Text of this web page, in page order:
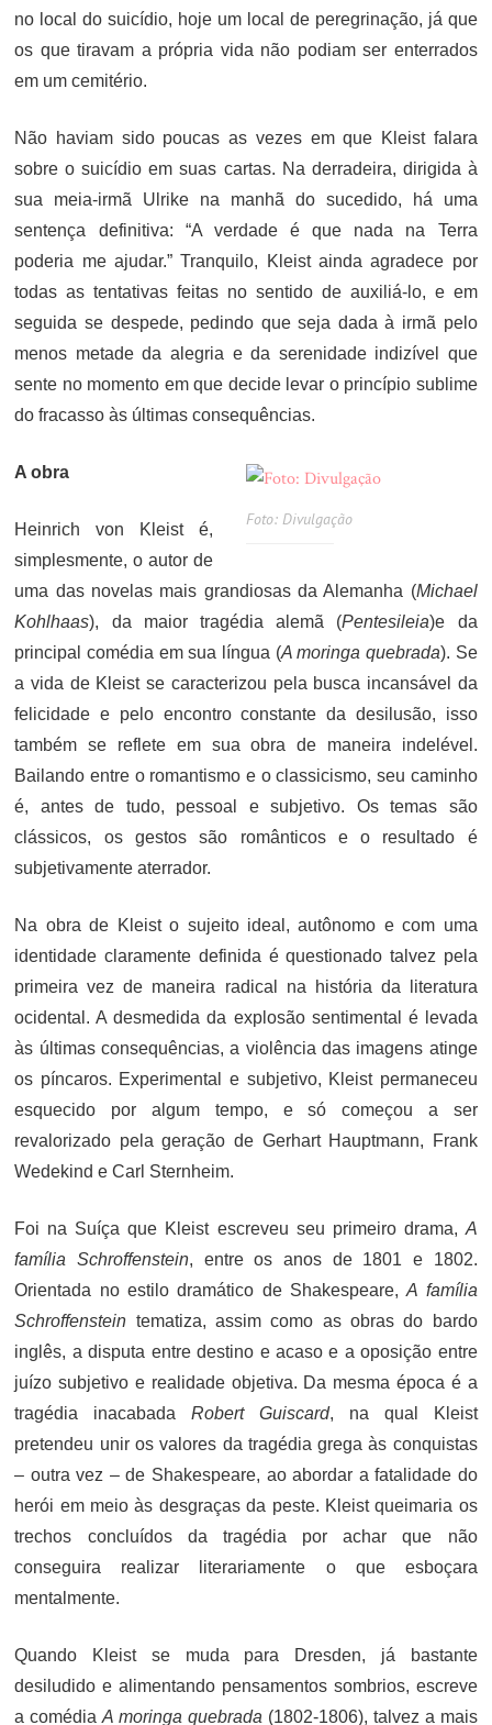
no local do suicídio, hoje um local de peregrinação, já que
os que tiravam a própria vida não podiam ser enterrados
em um cemitério.
Não haviam sido poucas as vezes em que Kleist falara
sobre o suicídio em suas cartas. Na derradeira, dirigida à
sua meia-irmã Ulrike na manhã do sucedido, há uma
sentença definitiva: “A verdade é que nada na Terra
poderia me ajudar.” Tranquilo, Kleist ainda agradece por
todas as tentativas feitas no sentido de auxiliá-lo, e em
seguida se despede, pedindo que seja dada à irmã pelo
menos metade da alegria e da serenidade indizível que
sente no momento em que decide levar o princípio sublime
do fracasso às últimas consequências.
Foto: Divulgação
A obra
Heinrich von Kleist é,
simplesmente, o autor de
uma das novelas mais grandiosas da Alemanha (Michael
Kohlhaas), da maior tragédia alemã (Pentesileia)e da
principal comédia em sua língua (A moringa quebrada). Se
a vida de Kleist se caracterizou pela busca incansável da
felicidade e pelo encontro constante da desilusão, isso
também se reflete em sua obra de maneira indelével.
Bailando entre o romantismo e o classicismo, seu caminho
é, antes de tudo, pessoal e subjetivo. Os temas são
clássicos, os gestos são românticos e o resultado é
subjetivamente aterrador.
Na obra de Kleist o sujeito ideal, autônomo e com uma
identidade claramente definida é questionado talvez pela
primeira vez de maneira radical na história da literatura
ocidental. A desmedida da explosão sentimental é levada
às últimas consequências, a violência das imagens atinge
os píncaros. Experimental e subjetivo, Kleist permaneceu
esquecido por algum tempo, e só começou a ser
revalorizado pela geração de Gerhart Hauptmann, Frank
Wedekind e Carl Sternheim.
Foi na Suíça que Kleist escreveu seu primeiro drama, A
família Schroffenstein, entre os anos de 1801 e 1802.
Orientada no estilo dramático de Shakespeare,A família
Schroffenstein tematiza, assim como as obras do bardo
inglês, a disputa entre destino e acaso e a oposição entre
juízo subjetivo e realidade objetiva. Da mesma época é a
tragédia inacabadaRobert Guiscard, na qual Kleist
pretendeu unir os valores da tragédia grega às conquistas
– outra vez – de Shakespeare, ao abordar a fatalidade do
herói em meio às desgraças da peste. Kleist queimaria os
trechos concluídos da tragédia por achar que não
conseguira realizar literariamente o que esboçara
mentalmente.
Quando Kleist se muda para Dresden, já bastante
desiludido e alimentando pensamentos sombrios, escreve
a comédiaA moringa quebrada (1802-1806), talvez a mais